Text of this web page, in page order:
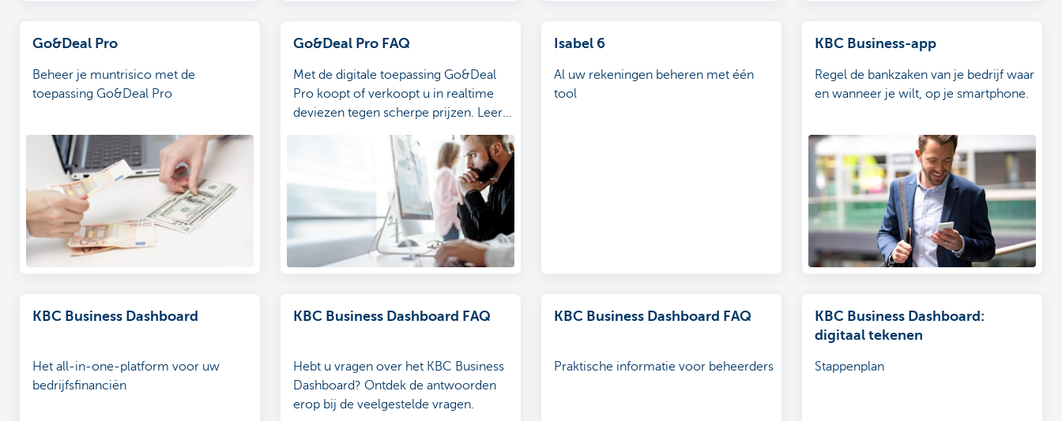
Go&Deal Pro
Beheer je muntrisico met de
toepassing Go&Deal Pro
Go&Deal Pro FAQ
Met de digitale toepassing Go&Deal
Pro koopt of verkoopt u in realtime
deviezen tegen scherpe prijzen. Leer
Lees hier het antwoord op enkele
veelgestelde vragen.
Isabel 6
Al uw rekeningen beheren met één
tool
KBC Business-app
Regel de bankzaken van je bedrijf waar
en wanneer je wilt, op je smartphone.
KBC Business Dashboard
Het all-in-one-platform voor uw
bedrijfsfinanciën
KBC Business Dashboard FAQ
Hebt u vragen over het KBC Business
Dashboard? Ontdek de antwoorden
erop bij de veelgestelde vragen.
KBC Business Dashboard FAQ
Praktische informatie voor beheerders
KBC Business Dashboard:
digitaal tekenen
Stappenplan